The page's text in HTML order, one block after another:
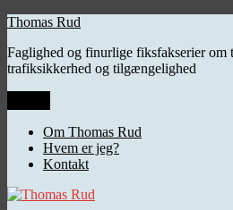
Videre
indhold
Thomas Rud
Faglighed og finurlige fiksfakserier
trafiksikkerhed og tilgængelighed
Om Thomas Rud
Hvem er jeg?
Kontakt